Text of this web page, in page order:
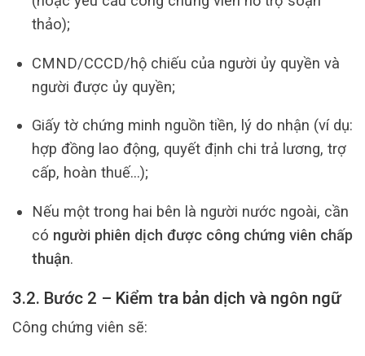
thảo);
CMND/CCCD/hộ chiếu của người ủy quyền và
người được ủy quyền;
Giấy tờ chứng minh nguồn tiền, lý do nhận (ví dụ:
hợp đồng lao động, quyết định chi trả lương, trợ
cấp, hoàn thuế…);
Nếu một trong hai bên là người nước ngoài, cần
có người phiên dịch được công chứng viên chấp
thuận.
3.2. Bước 2 – Kiểm tra bản dịch và ngôn ngữ
Công chứng viên sẽ: